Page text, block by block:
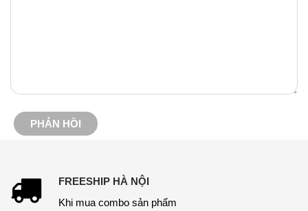
FREESHIP HÀ NỘI
Khi mua combo sản phẩm